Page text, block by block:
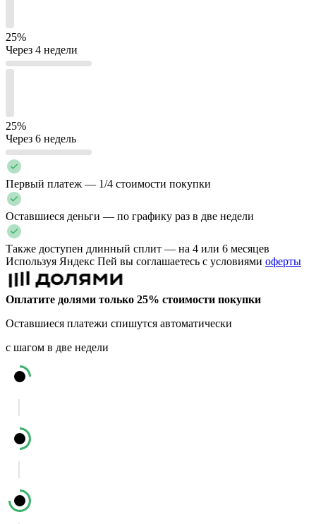
25%
Через 4 недели
25%
Через 6 недель
Первый платеж — 1/4 стоимости покупки
Оставшиеся деньги — по графику раз в две недели
Также доступен длинный сплит — на 4 или 6 месяцев
Используя Яндекс Пей вы соглашаетесь с условиями оферты
Оплатите долями только 25% стоимости покупки
Оставшиеся платежи спишутся автоматически
с шагом в две недели